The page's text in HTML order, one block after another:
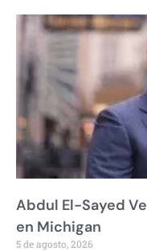
Abdul El-Sayed
en Michigan
5 de agosto, 2026